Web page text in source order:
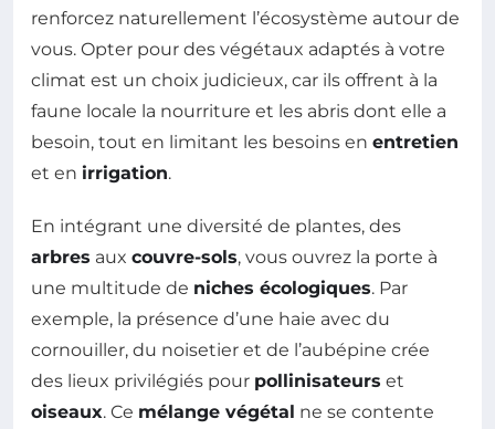
renforcez naturellement l’écosystème autour de
vous. Opter pour des végétaux adaptés à votre
climat est un choix judicieux, car ils offrent à la
faune locale la nourriture et les abris dont elle a
besoin, tout en limitant les besoins en entretien
et en irrigation.
En intégrant une diversité de plantes, des
arbres aux couvre-sols, vous ouvrez la porte à
une multitude de niches écologiques. Par
exemple, la présence d’une haie avec du
cornouiller, du noisetier et de l’aubépine crée
des lieux privilégiés pour pollinisateurs et
oiseaux. Ce mélange végétal ne se contente